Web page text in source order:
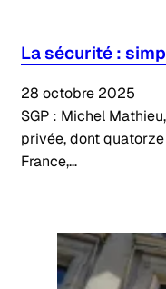
La sécurité :
28 octobre 2025
SGP : Michel
privée, dont
France,…